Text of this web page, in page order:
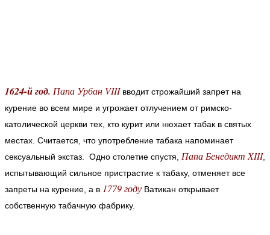
1624-й год. Папа Урбан VIIIвводит строжайший запрет на
курение во всем мире и угрожает отлучением от римско-
католической церкви тех, кто курит или нюхает табак в святых
местах. Считается, что употребление табака напоминает
сексуальный экстаз. Одно столетие спустя, Папа Бенедикт XIII,
испытывающий сильное пристрастие к табаку, отменяет все
запреты на курение, а в 1779 году Ватикан открывает
собственную табачную фабрику.